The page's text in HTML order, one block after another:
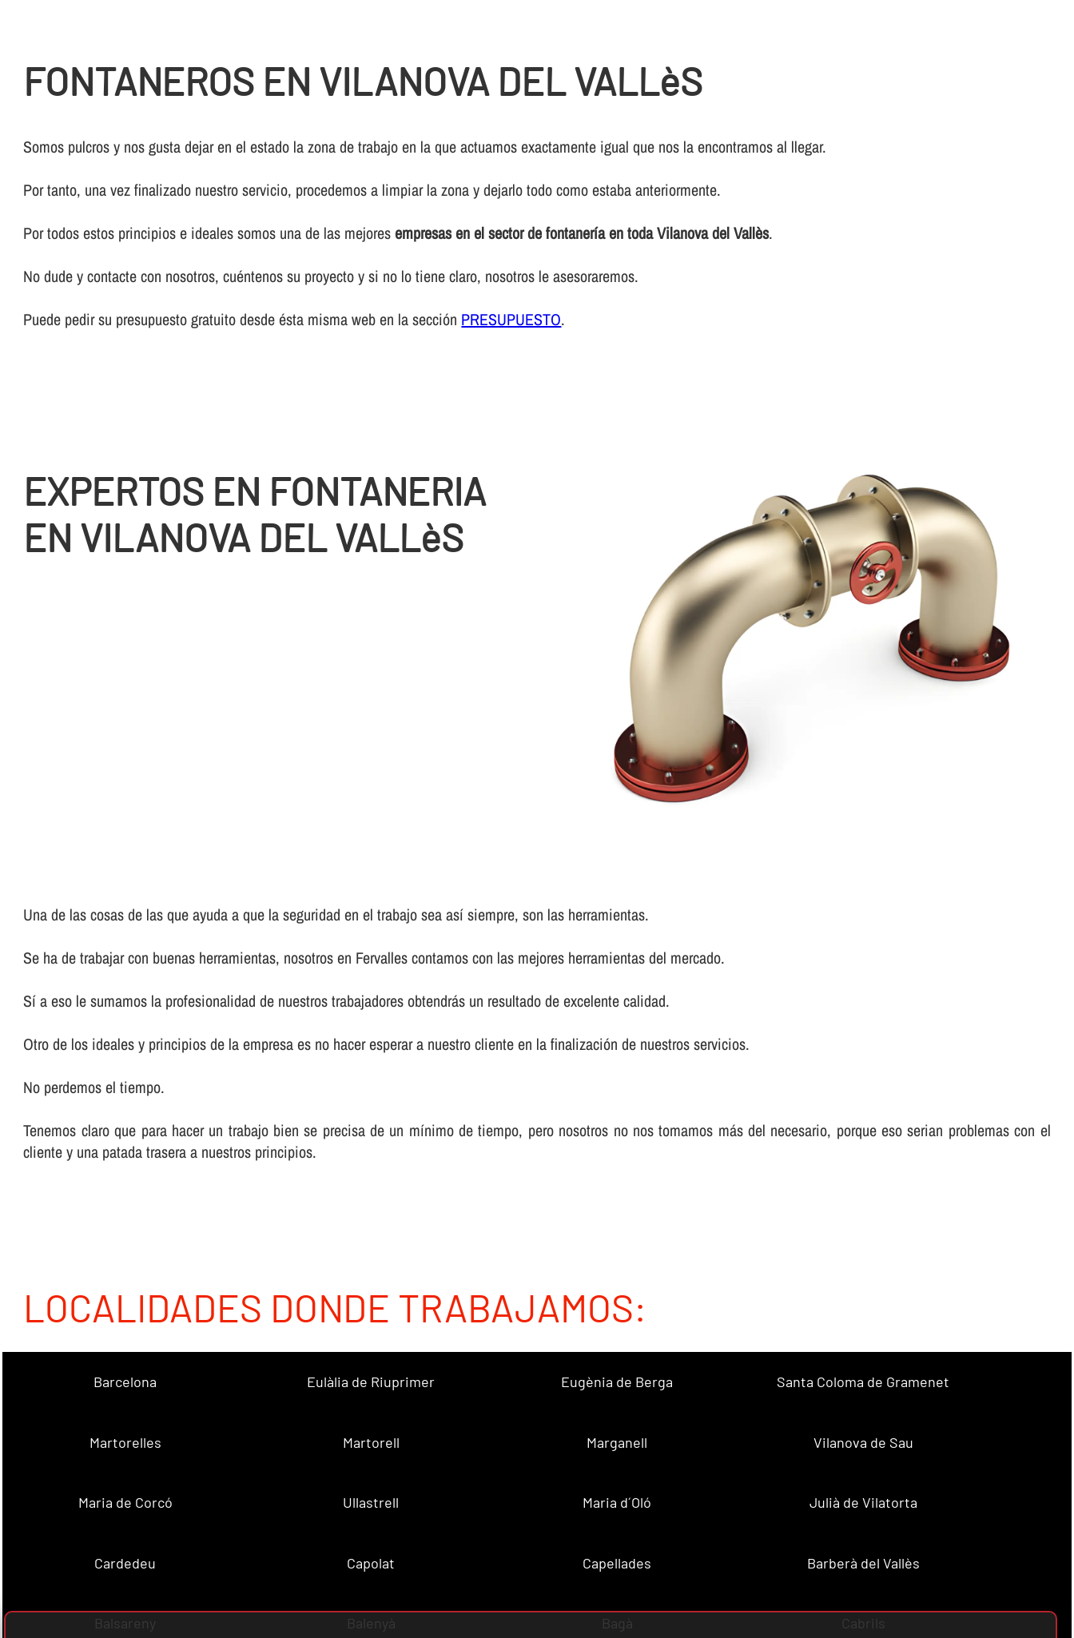
FONTANEROS EN VILANOVA DEL VALLèS
Somos pulcros y nos gusta dejar en el estado la zona de trabajo en la que actuamos exactamente igual que nos la encontramos al llegar.
Por tanto, una vez finalizado nuestro servicio, procedemos a limpiar la zona y dejarlo todo como estaba anteriormente.
Por todos estos principios e ideales somos una de las mejoresempresas en el sector de fontanerí­a en toda Vilanova del Vallès.
No dude y contacte con nosotros, cuéntenos su proyecto y si no lo tiene claro, nosotros le asesoraremos.
Puede pedir su presupuesto gratuito desde ésta misma web en la sección PRESUPUESTO.
EXPERTOS EN FONTANERIA
EN VILANOVA DEL VALLèS
Una de las cosas de las que ayuda a que la seguridad en el trabajo sea así­ siempre, son las herramientas.
Se ha de trabajar con buenas herramientas, nosotros en Fervalles contamos con las mejores herramientas del mercado.
Sí­ a eso le sumamos la profesionalidad de nuestros trabajadores obtendrás un resultado de excelente calidad.
Otro de los ideales y principios de la empresa es no hacer esperar a nuestro cliente en la finalización de nuestros servicios.
No perdemos el tiempo.
Tenemos claro que para hacer un trabajo bien se precisa de un mí­nimo de tiempo, pero nosotros no nos tomamos más del necesario, porque eso serian problemas con el
cliente y una patada trasera a nuestros principios.
LOCALIDADES DONDE TRABAJAMOS:
Barcelona Eulàlia de Riuprimer Eugènia de Berga Santa Coloma de Gramenet
Martorelles Martorell Marganell Vilanova de Sau
Maria de Corcó Ullastrell Maria d´Oló Julià de Vilatorta
Cardedeu Capolat Capellades Barberà del Vallès
Balsareny Balenyà Bagà Cabrils